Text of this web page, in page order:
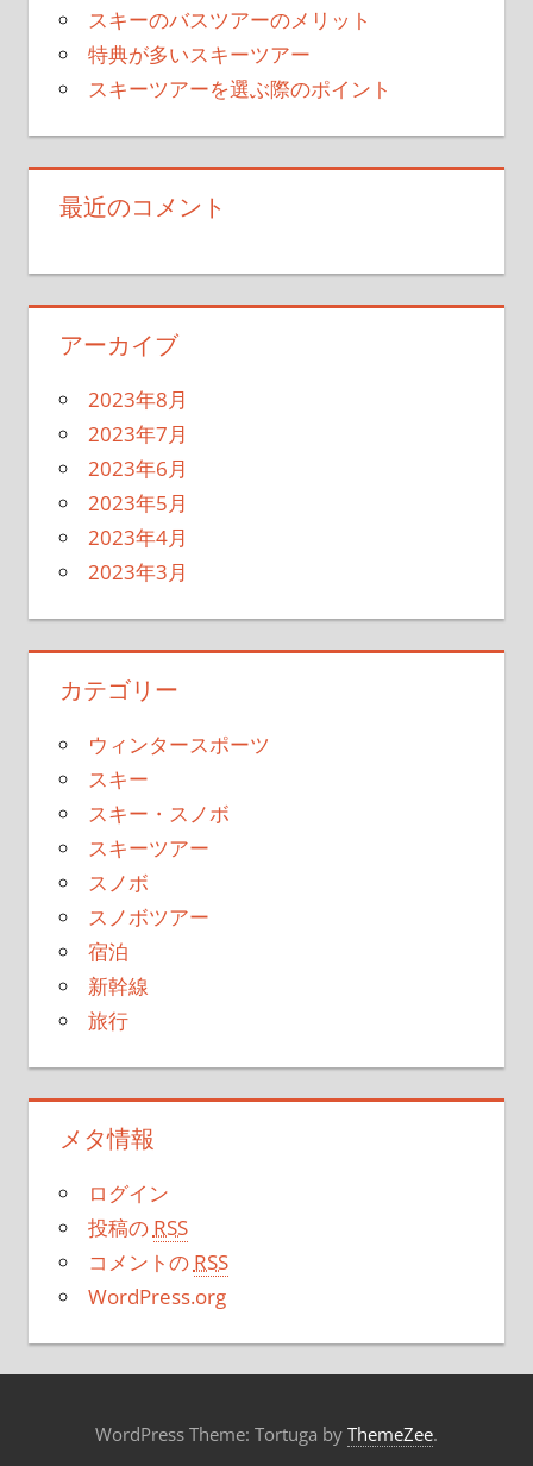
スキーのバスツアーのメリット
特典が多いスキーツアー
スキーツアーを選ぶ際のポイント
最近のコメント
アーカイブ
2023年8月
2023年7月
2023年6月
2023年5月
2023年4月
2023年3月
カテゴリー
ウィンタースポーツ
スキー
スキー・スノボ
スキーツアー
スノボ
スノボツアー
宿泊
新幹線
旅行
メタ情報
ログイン
投稿の RSS
コメントの RSS
WordPress.org
WordPress Theme: Tortuga by ThemeZee.